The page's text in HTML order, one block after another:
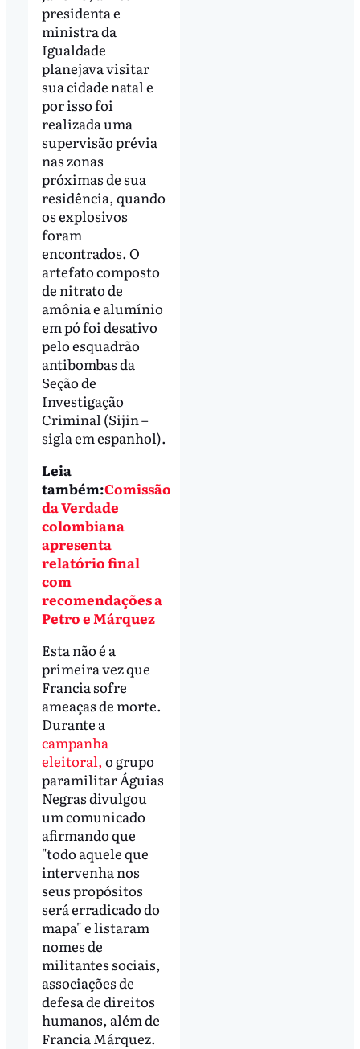
presidenta e
ministra da
Igualdade
planejava visitar
sua cidade natal e
por isso foi
realizada uma
supervisão prévia
nas zonas
próximas de sua
residência, quando
os explosivos
foram
encontrados. O
artefato composto
de nitrato de
amônia e alumínio
em pó foi desativo
pelo esquadrão
antibombas da
Seção de
Investigação
Criminal (Sijin –
sigla em espanhol).
Leia
também:Comissão
da Verdade
colombiana
apresenta
relatório final
com
recomendações a
Petro e Márquez
Esta não é a
primeira vez que
Francia sofre
ameaças de morte.
Durante a
campanha
eleitoral, o grupo
paramilitar Águias
Negras divulgou
um comunicado
afirmando que
"todo aquele que
intervenha nos
seus propósitos
será erradicado do
mapa" e listaram
nomes de
militantes sociais,
associações de
defesa de direitos
humanos, além de
Francia Márquez.